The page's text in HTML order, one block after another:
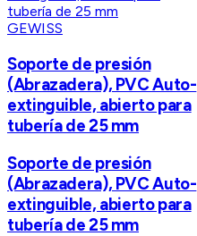
GEWISS
Soporte de presión
(Abrazadera), PVC Auto-
extinguible, abierto para
tubería de 25 mm
Soporte de presión
(Abrazadera), PVC Auto-
extinguible, abierto para
tubería de 25 mm